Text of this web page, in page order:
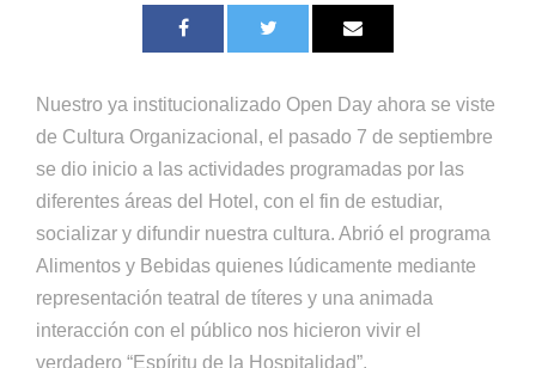
Nuestro ya institucionalizado Open Day ahora se viste
de Cultura Organizacional, el pasado 7 de septiembre
se dio inicio a las actividades programadas por las
diferentes áreas del Hotel, con el fin de estudiar,
socializar y difundir nuestra cultura. Abrió el programa
Alimentos y Bebidas quienes lúdicamente mediante
representación teatral de títeres y una animada
interacción con el público nos hicieron vivir el
verdadero “Espíritu de la Hospitalidad”,